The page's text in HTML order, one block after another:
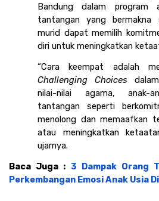
Bandung dalam program
tantangan yang bermakna
murid dapat memilih
diri untuk meningkatkan
Challenging Choices
nilai-nilai agama, anak-
tantangan seperti
menolong dan memaafkan
atau meningkatkan
ujarnya.
Baca Juga : 3 Dampak Orang
Perkembangan Emosi Anak Usia